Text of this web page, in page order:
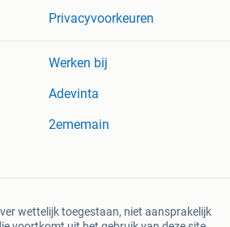
Privacyvoorkeuren
Werken bij
Adevinta
2ememain
wettelijk toegestaan, niet aansprakelijk